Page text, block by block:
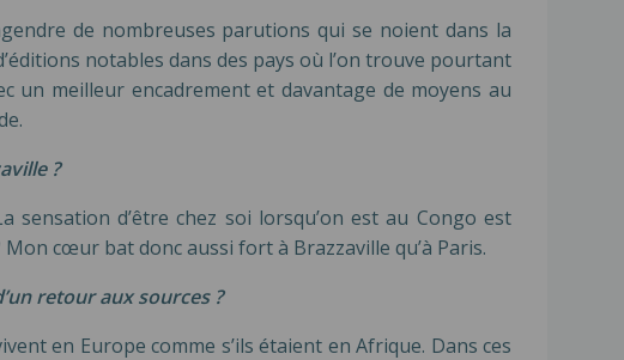
de nombreuses parutions qui se noient dans la
notables dans des pays où l’on trouve pourtant
un meilleur encadrement et davantage de moyens au
?
d’être chez soi lorsqu’on est au Congo est
Mon cœur bat donc aussi fort à Brazzaville qu’à Paris.
retour aux sources ?
en Europe comme s’ils étaient en Afrique. Dans ces